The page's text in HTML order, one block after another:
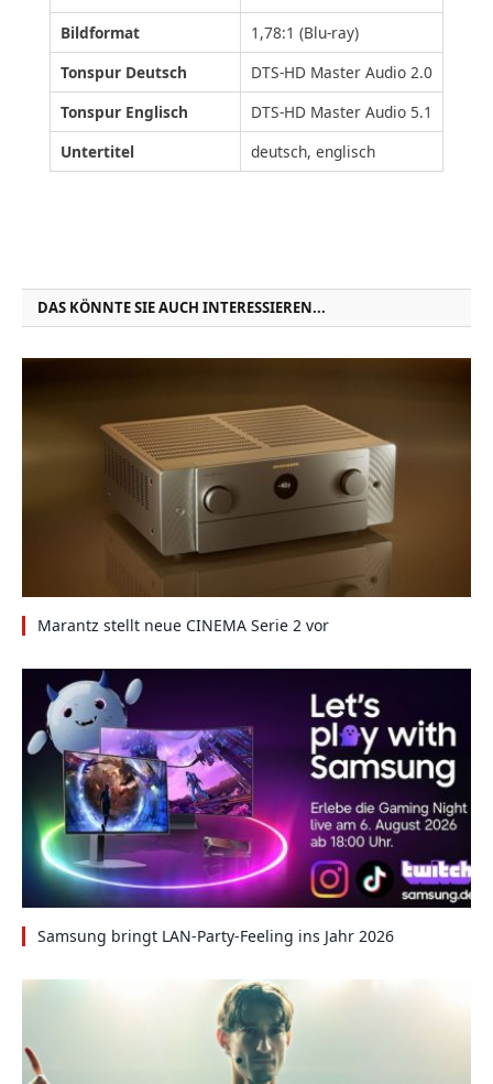
Bildformat
1,78:1 (Blu-ray)
Tonspur Deutsch
DTS-HD Master Audio 2.0
Tonspur Englisch
DTS-HD Master Audio 5.1
Untertitel
deutsch, englisch
DAS KÖNNTE SIE AUCH INTERESSIEREN...
Marantz stellt neue CINEMA Serie 2 vor
Samsung bringt LAN-Party-Feeling ins Jahr 2026